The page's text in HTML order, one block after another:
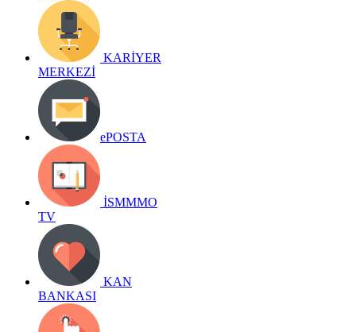
KARİYER
MERKEZİ
ePOSTA
İSMMMO
TV
KAN
BANKASI